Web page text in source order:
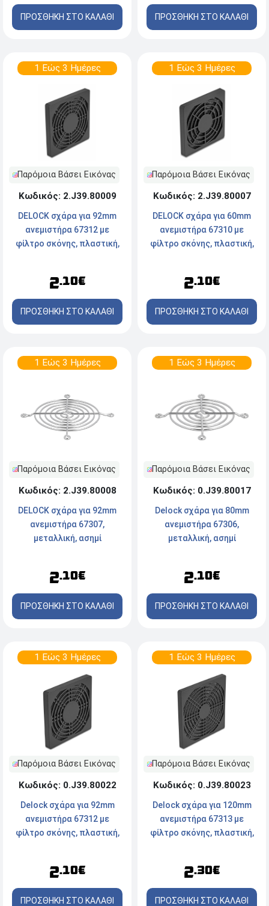
ΠΡΟΣΘΗΚΗ ΣΤΟ ΚΑΛΑΘΙ ΠΡΟΣΘΗΚΗ ΣΤΟ ΚΑΛΑΘΙ
1 Εώς 3 Ημέρες
Παρόμοια Βάσει Εικόνας
Κωδικός: 2.J39.80009
DELOCK σχάρα για 92mm
ανεμιστήρα 67312 με
φίλτρο σκόνης, πλαστική,
2.10€
ΠΡΟΣΘΗΚΗ ΣΤΟ ΚΑΛΑΘΙ
1 Εώς 3 Ημέρες
Παρόμοια Βάσει Εικόνας
Κωδικός: 2.J39.80007
DELOCK σχάρα για 60mm
ανεμιστήρα 67310 με
φίλτρο σκόνης, πλαστική,
2.10€
ΠΡΟΣΘΗΚΗ ΣΤΟ ΚΑΛΑΘΙ
1 Εώς 3 Ημέρες
Παρόμοια Βάσει Εικόνας
Κωδικός: 2.J39.80008
DELOCK σχάρα για 92mm
ανεμιστήρα 67307,
μεταλλική, ασημί
2.10€
ΠΡΟΣΘΗΚΗ ΣΤΟ ΚΑΛΑΘΙ
1 Εώς 3 Ημέρες
Παρόμοια Βάσει Εικόνας
Κωδικός: 0.J39.80017
Delock σχάρα για 80mm
ανεμιστήρα 67306,
μεταλλική, ασημί
2.10€
ΠΡΟΣΘΗΚΗ ΣΤΟ ΚΑΛΑΘΙ
1 Εώς 3 Ημέρες
Παρόμοια Βάσει Εικόνας
Κωδικός: 0.J39.80022
Delock σχάρα για 92mm
ανεμιστήρα 67312 με
φίλτρο σκόνης, πλαστική,
2.10€
ΠΡΟΣΘΗΚΗ ΣΤΟ ΚΑΛΑΘΙ
1 Εώς 3 Ημέρες
Παρόμοια Βάσει Εικόνας
Κωδικός: 0.J39.80023
Delock σχάρα για 120mm
ανεμιστήρα 67313 με
φίλτρο σκόνης, πλαστική,
2.30€
ΠΡΟΣΘΗΚΗ ΣΤΟ ΚΑΛΑΘΙ